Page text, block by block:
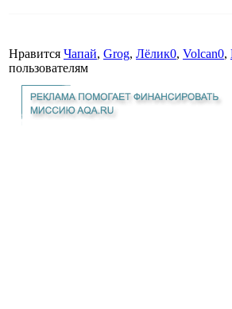
Нравится Чапай, Grog, Лёлик0, Volcan0,
пользователям